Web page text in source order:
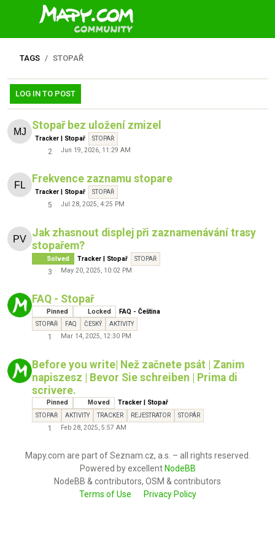
TAGS STOPAŘ
LOG IN TO POST
Stopař bez uložení zmizel
Tracker | Stopař STOPAŘ
2 Jun 19, 2026, 11:29 AM
Frekvence zaznamu stopare
Tracker | Stopař STOPAŘ
5 Jul 28, 2025, 4:25 PM
Jak zhasnout displej při zaznamenávání trasy
stopařem?
Solved Tracker | Stopař STOPAŘ
3 May 20, 2025, 10:02 PM
FAQ - Stopař
Pinned Locked FAQ - Čeština
STOPAŘ FAQ ČESKÝ AKTIVITY
1 Mar 14, 2025, 12:30 PM
Before you write| Než začnete psát | Zanim
napiszesz | Bevor Sie schreiben | Prima di
scrivere.
Pinned Moved Tracker | Stopař
STOPAŘ AKTIVITY TRACKER REJESTRATOR STOPÁR
1 Feb 28, 2025, 5:57 AM
Mapy.com are part of Seznam.cz, a.s. – all rights reserved.
Powered by excellent NodeBB
NodeBB & contributors, OSM & contributors
Terms of Use
Privacy Policy